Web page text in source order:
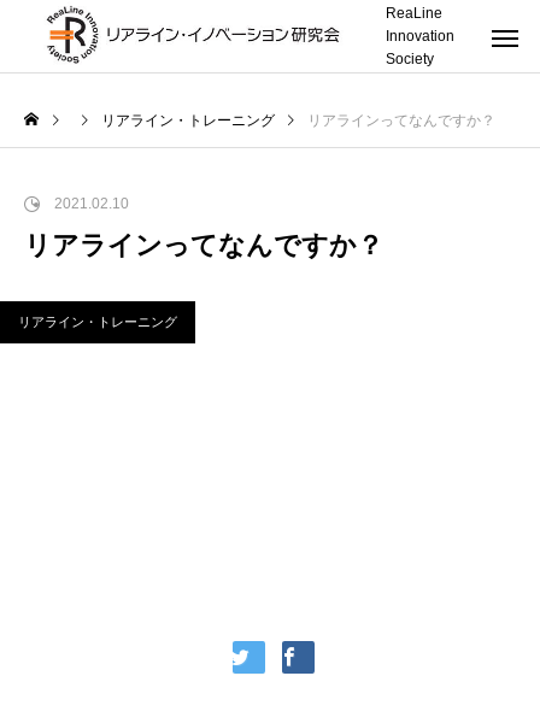
ReaLine
Innovation
Society
リアライン・トレーニング リアラインってなんですか？
2021.02.10
リアラインってなんですか？
リアライン・トレーニング